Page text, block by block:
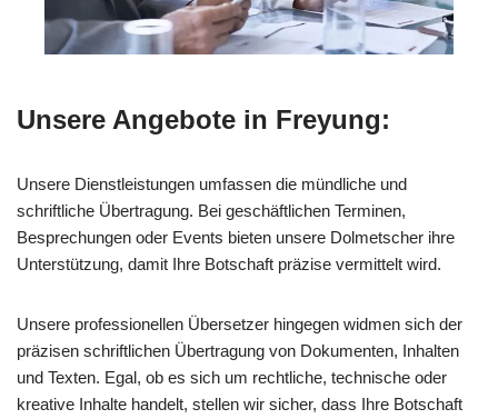
Unsere Angebote in Freyung:
Unsere Dienstleistungen umfassen die mündliche und
schriftliche Übertragung. Bei geschäftlichen Terminen,
Besprechungen oder Events bieten unsere Dolmetscher ihre
Unterstützung, damit Ihre Botschaft präzise vermittelt wird.
Unsere professionellen Übersetzer hingegen widmen sich der
präzisen schriftlichen Übertragung von Dokumenten, Inhalten
und Texten. Egal, ob es sich um rechtliche, technische oder
kreative Inhalte handelt, stellen wir sicher, dass Ihre Botschaft